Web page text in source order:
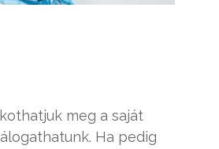
meg a saját
Ha pedig